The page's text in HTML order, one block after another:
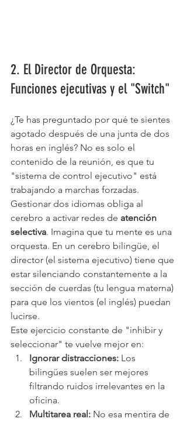
2. El Director de Orquesta:
Funciones ejecutivas y el "Switch"
¿Te has preguntado por qué te sientes
agotado después de una junta de dos
horas en inglés? No es solo el
contenido de la reunión, es que tu
"sistema de control ejecutivo" está
trabajando a marchas forzadas.
Gestionar dos idiomas obliga al
cerebro a activar redes de atención
selectiva. Imagina que tu mente es una
orquesta. En un cerebro bilingüe, el
director (el sistema ejecutivo) tiene que
estar silenciando constantemente a la
sección de cuerdas (tu lengua materna)
para que los vientos (el inglés) puedan
lucirse.
Este ejercicio constante de "inhibir y
seleccionar" te vuelve mejor en:
Ignorar distracciones: Los
bilingües suelen ser mejores
filtrando ruidos irrelevantes en la
oficina.
Multitarea real: No esa mentira de